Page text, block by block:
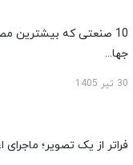
10 صنعتی که بیشترین
جها...
30 تیر 1405
فراتر از یک تصویر؛ ماجرای